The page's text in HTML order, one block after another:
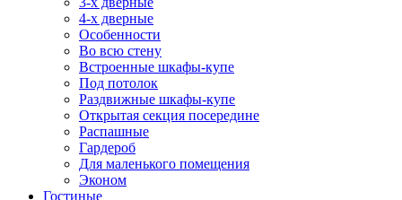
4-х дверные
Особенности
Во всю стену
Встроенные шкафы-купе
Под потолок
Раздвижные шкафы-купе
Открытая секция посередине
Распашные
Гардероб
Для маленького помещения
Эконом
Гостиные